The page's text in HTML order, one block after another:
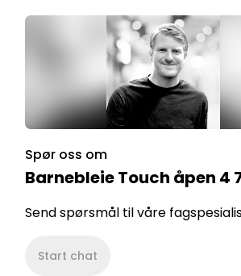
Spør oss om
Barnebleie Touch åpen 4
Send spørsmål til våre
Start chat